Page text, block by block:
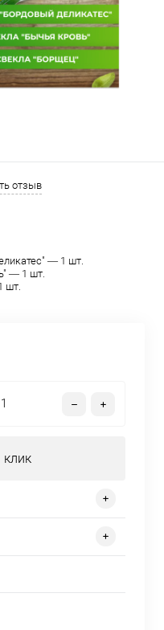
отзыв
— 1 шт.
— 1 шт.
шт.
клик